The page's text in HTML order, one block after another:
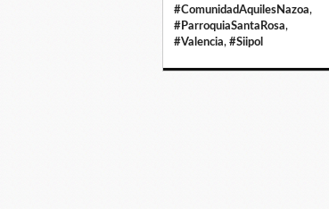
#ComunidadAquilesNazoa,
#ParroquiaSantaRosa,
#Valencia, #Siipol